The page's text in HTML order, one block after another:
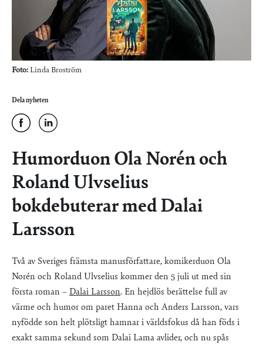
Foto: Linda Broström
Dela nyheten
Humorduon Ola Norén och
Roland Ulvselius
bokdebuterar med Dalai
Larsson
Två av Sveriges främsta manusförfattare, komikerduon Ola
Norén och Roland Ulvselius kommer den 5 juli ut med sin
första roman – Dalai Larsson. En hejdlös berättelse full av
värme och humor om paret Hanna och Anders Larsson, vars
nyfödde son helt plötsligt hamnar i världsfokus då han föds i
exakt samma sekund som Dalai Lama avlider, och nu spås